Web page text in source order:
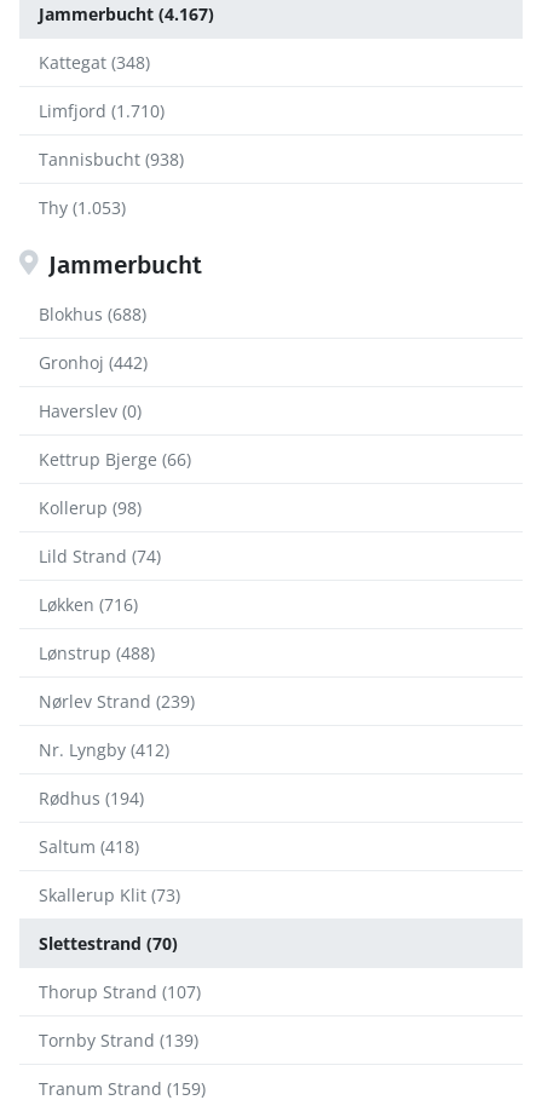
Jammerbucht (4.167)
Kattegat (348)
Limfjord (1.710)
Tannisbucht (938)
Thy (1.053)
Jammerbucht
Blokhus (688)
Gronhoj (442)
Haverslev (0)
Kettrup Bjerge (66)
Kollerup (98)
Lild Strand (74)
Løkken (716)
Lønstrup (488)
Nørlev Strand (239)
Nr. Lyngby (412)
Rødhus (194)
Saltum (418)
Skallerup Klit (73)
Slettestrand (70)
Thorup Strand (107)
Tornby Strand (139)
Tranum Strand (159)